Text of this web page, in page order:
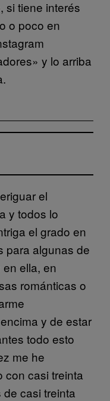
si tiene interés
o poco en
y lo arriba
el
y todos lo
el grado en
para algunas de
ella, en
románticas o
y de estar
todo esto
me he
con casi treinta
casi treinta